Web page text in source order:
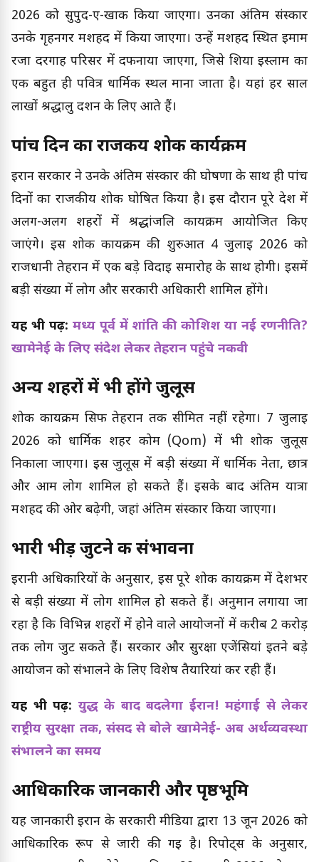
2026 को सुपुर्द-ए-खाक किया जाएगा। उनका अंतिम संस्कार
उनके गृहनगर मशहद में किया जाएगा। उन्हें मशहद स्थित इमाम
रजा दरगाह परिसर में दफनाया जाएगा, जिसे शिया इस्लाम का
एक बहुत ही पवित्र धार्मिक स्थल माना जाता है। यहां हर साल
लाखों श्रद्धालु दर्शन के लिए आते हैं।
पांच दिन का राजकीय शोक कार्यक्रम
ईरान सरकार ने उनके अंतिम संस्कार की घोषणा के साथ ही पांच
दिनों का राजकीय शोक घोषित किया है। इस दौरान पूरे देश में
अलग-अलग शहरों में श्रद्धांजलि कार्यक्रम आयोजित किए
जाएंगे। इस शोक कार्यक्रम की शुरुआत 4 जुलाई 2026 को
राजधानी तेहरान में एक बड़े विदाई समारोह के साथ होगी। इसमें
बड़ी संख्या में लोग और सरकारी अधिकारी शामिल होंगे।
यह भी पढ़ें: मध्य पूर्व में शांति की कोशिश या नई रणनीति?
खामेनेई के लिए संदेश लेकर तेहरान पहुंचे नकवी
अन्य शहरों में भी होंगे जुलूस
शोक कार्यक्रम सिर्फ तेहरान तक सीमित नहीं रहेगा। 7 जुलाई
2026 को धार्मिक शहर कोम (Qom) में भी शोक जुलूस
निकाला जाएगा। इस जुलूस में बड़ी संख्या में धार्मिक नेता, छात्र
और आम लोग शामिल हो सकते हैं। इसके बाद अंतिम यात्रा
मशहद की ओर बढ़ेगी, जहां अंतिम संस्कार किया जाएगा।
भारी भीड़ जुटने की संभावना
ईरानी अधिकारियों के अनुसार, इस पूरे शोक कार्यक्रम में देशभर
से बड़ी संख्या में लोग शामिल हो सकते हैं। अनुमान लगाया जा
रहा है कि विभिन्न शहरों में होने वाले आयोजनों में करीब 2 करोड़
तक लोग जुट सकते हैं। सरकार और सुरक्षा एजेंसियां इतने बड़े
आयोजन को संभालने के लिए विशेष तैयारियां कर रही हैं।
यह भी पढ़ें: युद्ध के बाद बदलेगा ईरान! महंगाई से लेकर
राष्ट्रीय सुरक्षा तक, संसद से बोले खामेनेई- अब अर्थव्यवस्था
संभालने का समय
आधिकारिक जानकारी और पृष्ठभूमि
यह जानकारी ईरान के सरकारी मीडिया द्वारा 13 जून 2026 को
आधिकारिक रूप से जारी की गई है। रिपोर्ट्स के अनुसार,